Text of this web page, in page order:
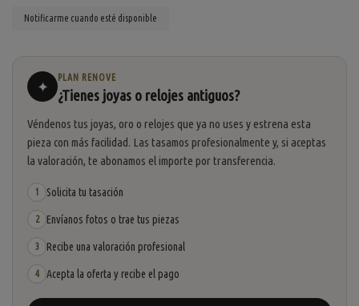
✦
PLAN RENOVE
¿Tienes joyas o relojes antiguos?
Véndenos tus joyas, oro o relojes que ya no uses y estrena esta
pieza con más facilidad. Las tasamos profesionalmente y, si aceptas
la valoración, te abonamos el importe por transferencia.
1 Solicita tu tasación
2 Envíanos fotos o trae tus piezas
3 Recibe una valoración profesional
4 Acepta la oferta y recibe el pago